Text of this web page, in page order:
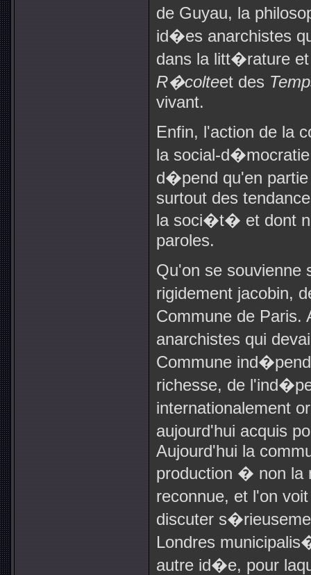
de Guyau, la
id�es anarchistes
dans la litt�rature
R�colteet des
vivant.
Enfin, l'action de la
la social-
d�pend qu'en
surtout des
la soci�t� et dont
paroles.
Qu'on se souvienne
rigidement jacobin,
Commune de
anarchistes qui
Commune
richesse, de
internationalement
aujourd'hui acquis
Aujourd'hui la
production � non la
reconnue, et l'on
discuter
Londres
autre id�e, pour